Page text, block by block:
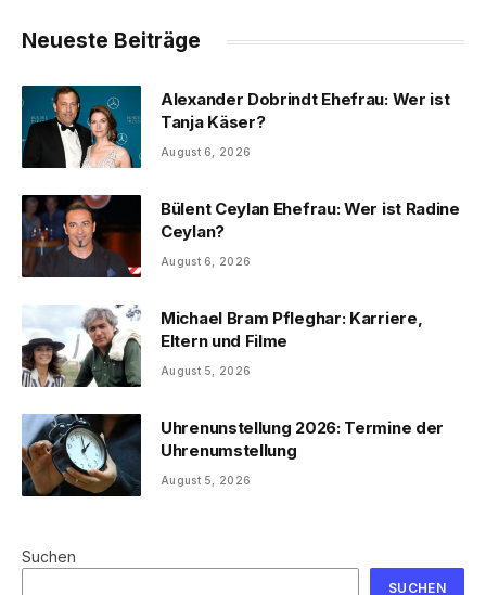
Neueste Beiträge
Alexander Dobrindt Ehefrau: Wer ist
Tanja Käser?
August 6, 2026
Bülent Ceylan Ehefrau: Wer ist Radine
Ceylan?
August 6, 2026
Michael Bram Pfleghar: Karriere,
Eltern und Filme
August 5, 2026
Uhrenunstellung 2026: Termine der
Uhrenumstellung
August 5, 2026
Suchen
SUCHEN